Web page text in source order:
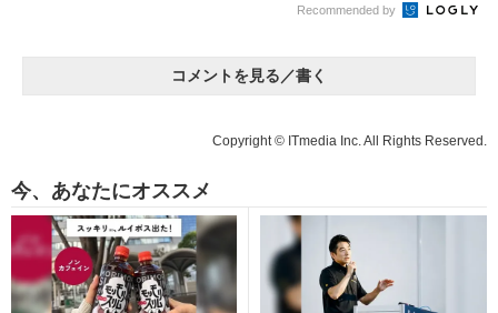
Recommended by
コメントを見る／書く
Copyright © ITmedia Inc. All Rights Reserved.
今、あなたにオススメ